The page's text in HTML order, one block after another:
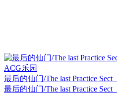
最后的仙门/The last Practice Sect
最后的仙门/The last Practice Sect